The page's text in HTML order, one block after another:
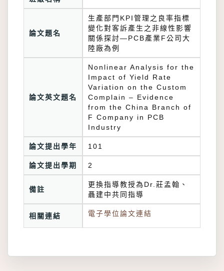
論文題名
生產部門KPI管理之良率指標
變化對客訴產生之非線性影響
關係探討—PCB產業F公司大
陸廠為例
論文英文題名
Nonlinear Analysis for the
Impact of Yield Rate
Variation on the Custom
Complain – Evidence
from the China Branch of
F Company in PCB
Industry
論文提出學年 101
論文提出學期 2
備註
更換指導教授為Dr.莊孟翰、
聶建中共同指導
相關連結 電子學位論文連結